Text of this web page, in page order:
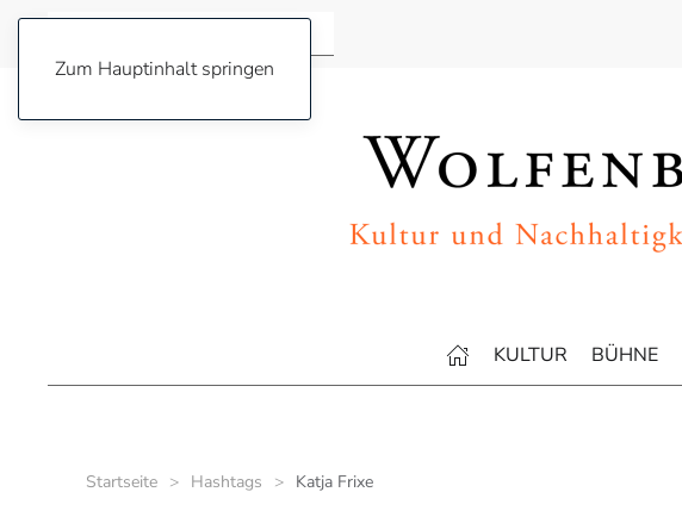
Zum Hauptinhalt springen
KULTUR BÜHNE
Startseite Hashtags Katja Frixe